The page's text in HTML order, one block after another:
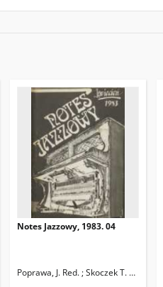
Skoczek, T. Red.
Notes Jazzowy, 1983. 04
Poprawa, J. Red. ; Skoczek T. Red.